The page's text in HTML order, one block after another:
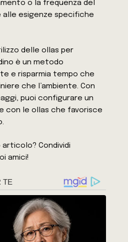
o la frequenza del
alle esigenze specifiche
delle ollas per
è un metodo
e risparmia tempo che
che l’ambiente. Con
puoi configurare un
con le ollas che favorisce
Condividi
amici!